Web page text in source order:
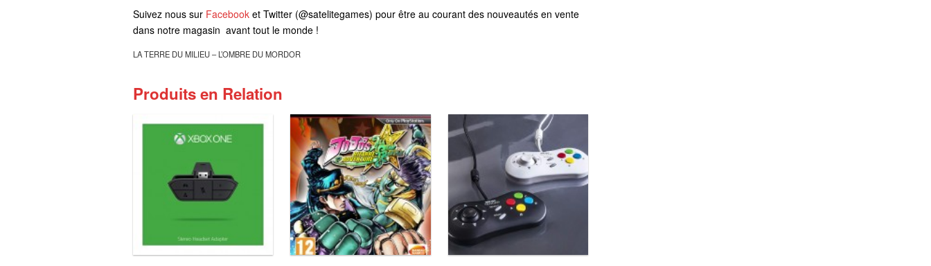
Suivez nous sur Facebook et Twitter (@satelitegames) pour être au courant des nouveautés en vente
dans notre magasin avant tout le monde !
LA TERRE DU MILIEU – L’OMBRE DU MORDOR
Produits en Relation